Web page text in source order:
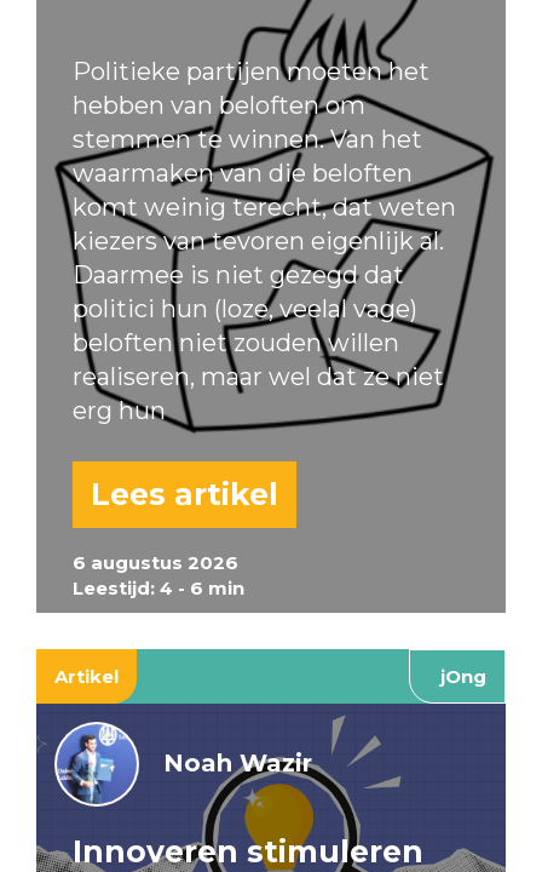
6 augustus 2026
Leestijd: 4 - 6 min
Politieke partijen moeten het
hebben van beloften om
stemmen te winnen. Van het
waarmaken van die beloften
komt weinig terecht, dat weten
kiezers van tevoren eigenlijk al.
Daarmee is niet gezegd dat
politici hun (loze, veelal vage)
beloften niet zouden willen
realiseren, maar wel dat ze niet
erg hun
Lees artikel
Artikel jOng
Noah Wazir
Innoveren stimuleren